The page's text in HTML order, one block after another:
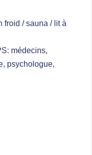
froid / sauna / lit à
médecins,
psychologue,